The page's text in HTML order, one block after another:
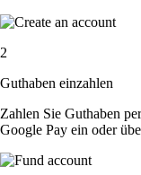
2
Guthaben einzahlen
Zahlen Sie Guthaben
Google Pay ein oder